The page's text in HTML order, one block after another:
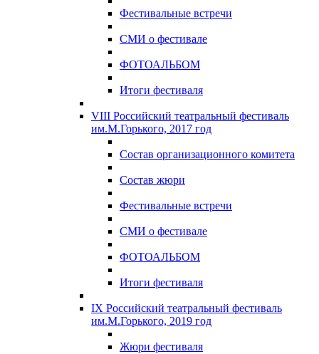
Фестивальные встречи
СМИ о фестивале
ФОТОАЛЬБОМ
Итоги фестиваля
VIII Российский театральный фестиваль
им.М.Горького, 2017 год
Состав организационного комитета
Состав жюри
Фестивальные встречи
СМИ о фестивале
ФОТОАЛЬБОМ
Итоги фестиваля
IX Российский театральный фестиваль
им.М.Горького, 2019 год
Жюри фестиваля